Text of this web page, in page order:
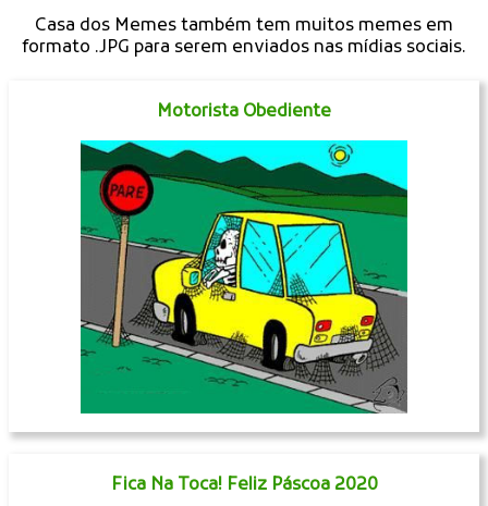
Casa dos Memes também tem muitos memes em
formato .JPG para serem enviados nas mídias sociais.
Motorista Obediente
Fica Na Toca! Feliz Páscoa 2020